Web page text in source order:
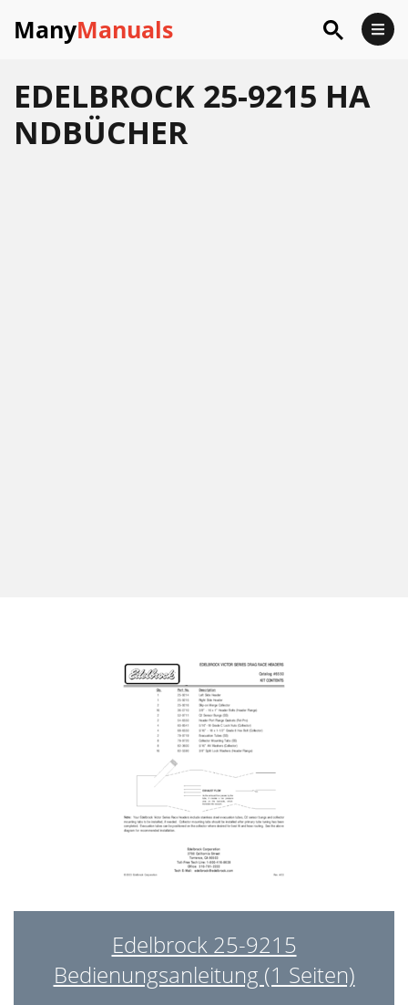
ManyManuals
EDELBROCK 25-9215 HA
NDBÜCHER
Edelbrock 25-9215
Bedienungsanleitung (1 Seiten)